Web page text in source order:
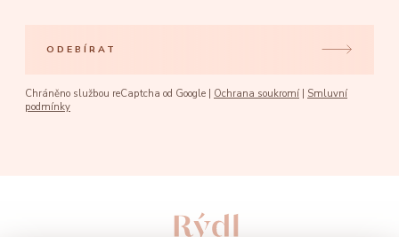
ODEBÍRAT
Chráněno službou reCaptcha od Google | Ochrana soukromí | Smluvní
podmínky